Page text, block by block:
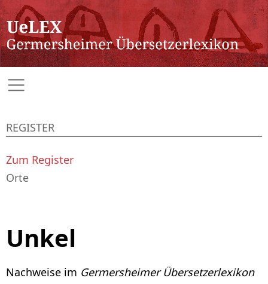
Unkel
Nachweise im Germersheimer Übersetzerlexikon
REGISTER
Zum Register
Orte